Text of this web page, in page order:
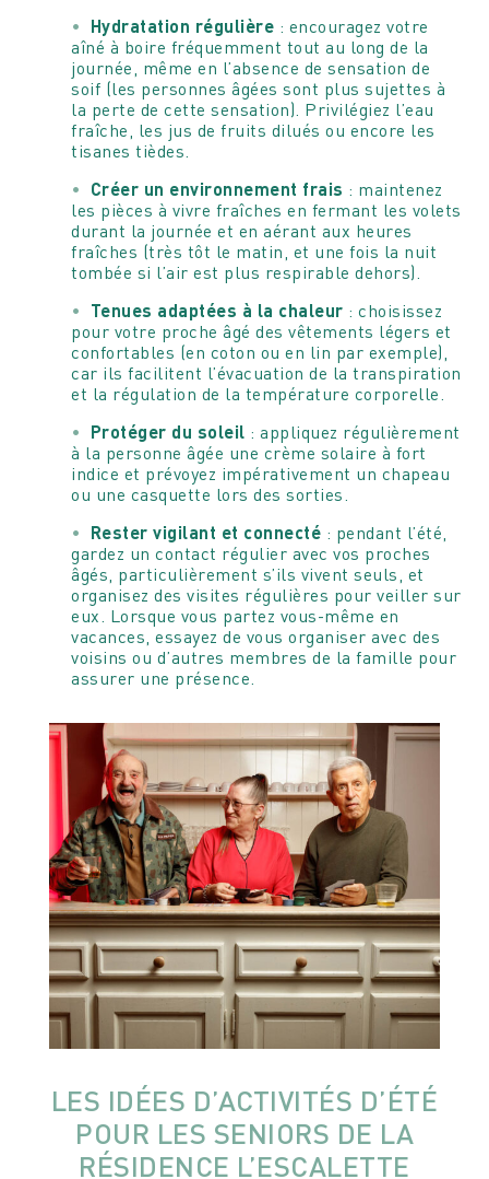
Hydratation régulière : encouragez votre
aîné à boire fréquemment tout au long de la
journée, même en l’absence de sensation de
soif (les personnes âgées sont plus sujettes à
la perte de cette sensation). Privilégiez l’eau
fraîche, les jus de fruits dilués ou encore les
tisanes tièdes.
Créer un environnement frais : maintenez
les pièces à vivre fraîches en fermant les volets
durant la journée et en aérant aux heures
fraîches (très tôt le matin, et une fois la nuit
tombée si l’air est plus respirable dehors).
Tenues adaptées à la chaleur : choisissez
pour votre proche âgé des vêtements légers et
confortables (en coton ou en lin par exemple),
car ils facilitent l’évacuation de la transpiration
et la régulation de la température corporelle.
Protéger du soleil : appliquez régulièrement
à la personne âgée une crème solaire à fort
indice et prévoyez impérativement un chapeau
ou une casquette lors des sorties.
Rester vigilant et connecté : pendant l’été,
gardez un contact régulier avec vos proches
âgés, particulièrement s’ils vivent seuls, et
organisez des visites régulières pour veiller sur
eux. Lorsque vous partez vous-même en
vacances, essayez de vous organiser avec des
voisins ou d’autres membres de la famille pour
assurer une présence.
LES IDÉES D’ACTIVITÉS D’ÉTÉ
POUR LES SENIORS DE LA
RÉSIDENCE L’ESCALETTE